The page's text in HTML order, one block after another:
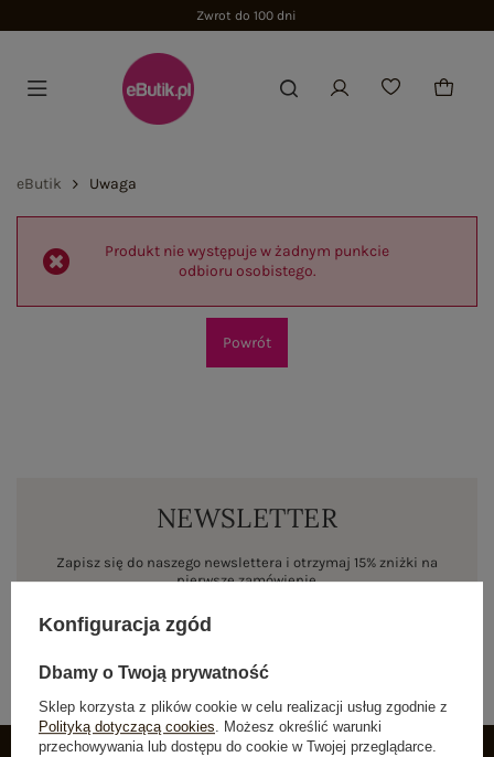
Zwrot do 100 dni
eButik Uwaga
Produkt nie występuje w żadnym punkcie
odbioru osobistego.
Powrót
NEWSLETTER
Zapisz się do naszego newslettera i otrzymaj 15% zniżki na
pierwsze zamówienie
Konfiguracja zgód
Dbamy o Twoją prywatność
Sklep korzysta z plików cookie w celu realizacji usług zgodnie z
Polityką dotyczącą cookies. Możesz określić warunki
przechowywania lub dostępu do cookie w Twojej przeglądarce.